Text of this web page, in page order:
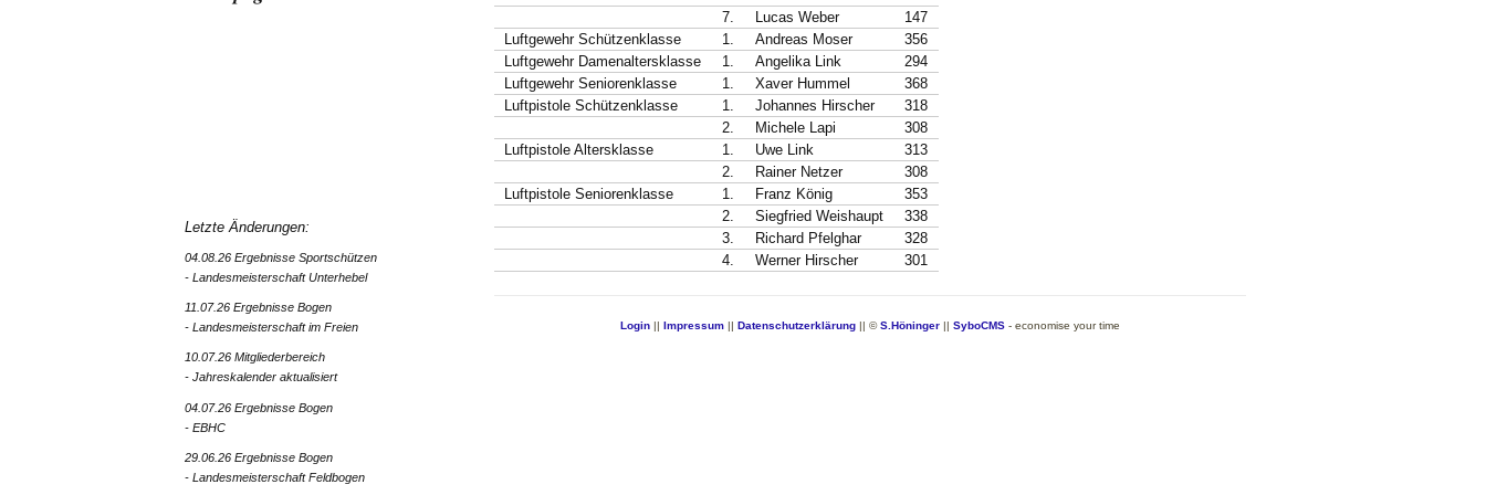
7.
Lucas Weber
147
Luftgewehr Schützenklasse
1. Andreas Moser
356
Luftgewehr Damenaltersklasse
1. Angelika Link
294
Luftgewehr Seniorenklasse
1. Xaver Hummel
368
Luftpistole Schützenklasse
1. Johannes Hirscher
318
2.
Michele Lapi
308
Luftpistole Altersklasse
1. Uwe Link
313
2.
Rainer Netzer
308
Luftpistole Seniorenklasse
1. Franz König
353
2.
Siegfried Weishaupt
338
3.
Richard Pfelghar
328
4.
Werner Hirscher 301
Login || Impressum || Datenschutzerklärung || ©S.Höninger || SyboCMS - economise your time
Letzte Änderungen:
04.08.26 Ergebnisse Sportschützen
- Landesmeisterschaft Unterhebel
11.07.26 Ergebnisse Bogen
- Landesmeisterschaft im Freien
10.07.26 Mitgliederbereich
- Jahreskalender aktualisiert
04.07.26 Ergebnisse Bogen
- EBHC
29.06.26 Ergebnisse Bogen
- Landesmeisterschaft Feldbogen